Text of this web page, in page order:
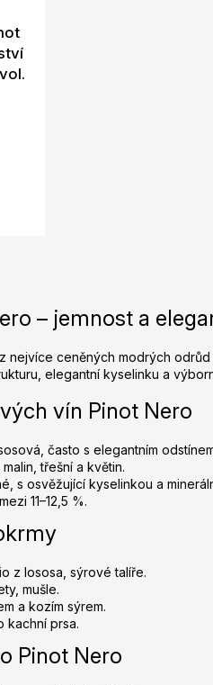
– jemnost a
nejvíce ceněných modrých
elegantní kyselinku a
vín Pinot Nero
často s elegantním
třešní a květin.
s osvěžující kyselinkou a
11–12,5 %.
z lososa, sýrové talíře.
mušle.
a kozím sýrem.
kachní prsa.
Pinot Nero